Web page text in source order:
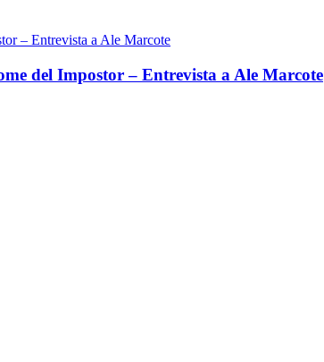
del Impostor – Entrevista a Ale Marcote